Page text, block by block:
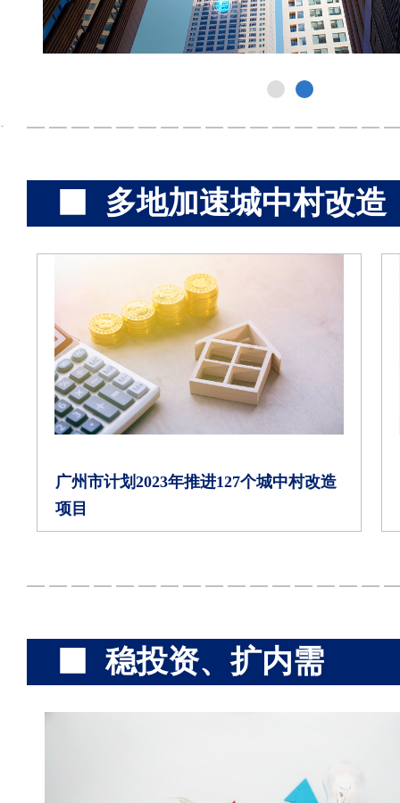
多地加速城中村改造
广州市计划2023年推进127个城中村改造
项目
稳投资、扩内需